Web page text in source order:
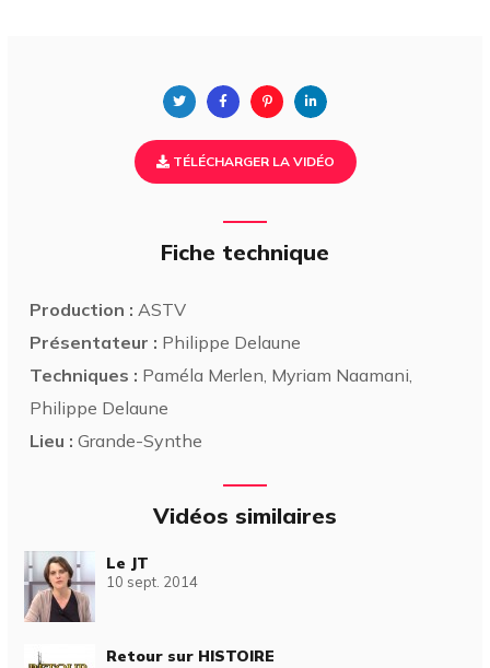
TÉLÉCHARGER LA VIDÉO
Fiche technique
Production : ASTV
Présentateur : Philippe Delaune
Techniques : Paméla Merlen, Myriam Naamani,
Philippe Delaune
Lieu : Grande-Synthe
Vidéos similaires
Le JT
10 sept. 2014
Retour sur HISTOIRE